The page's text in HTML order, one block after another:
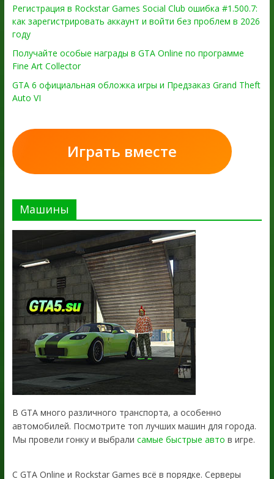
Регистрация в Rockstar Games Social Club ошибка #1.500.7:
как зарегистрировать аккаунт и войти без проблем в 2026
году
Получайте особые награды в GTA Online по программе
Fine Art Collector
GTA 6 официальная обложка игры и Предзаказ Grand Theft
Auto VI
Играть вместе
Машины
В GTA много различного транспорта, а особенно
автомобилей. Посмотрите топ лучших машин для города.
Мы провели гонку и выбрали самые быстрые авто в игре.
С GTA Online и Rockstar Games всё в порядке. Серверы